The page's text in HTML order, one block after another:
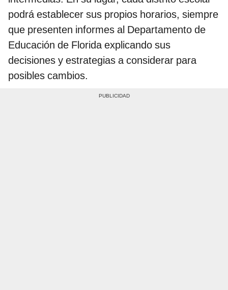
podrá establecer sus propios horarios, siempre
que presenten informes al Departamento de
Educación de Florida explicando sus
decisiones y estrategias a considerar para
posibles cambios.